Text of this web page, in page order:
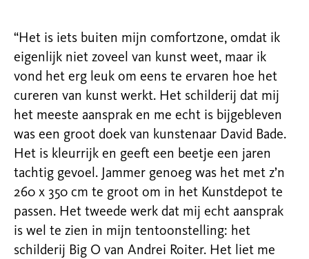
“Het is iets buiten mijn comfortzone, omdat ik
eigenlijk niet zoveel van kunst weet, maar ik
vond het erg leuk om eens te ervaren hoe het
cureren van kunst werkt. Het schilderij dat mij
het meeste aansprak en me echt is bijgebleven
was een groot doek van kunstenaar David Bade.
Het is kleurrijk en geeft een beetje een jaren
tachtig gevoel. Jammer genoeg was het met z’n
260 x 350 cm te groot om in het Kunstdepot te
passen. Het tweede werk dat mij echt aansprak
is wel te zien in mijn tentoonstelling: het
schilderij Big O van Andrei Roiter. Het liet me